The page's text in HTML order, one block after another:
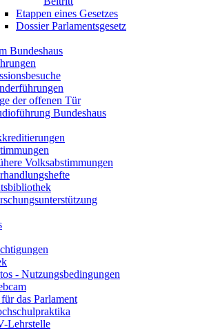
Etappen eines Gesetzes
Dossier Parlamentsgesetz
Bundeshaus
der offenen Tür
Bundeshaus
Volksabstimmungen
- Nutzungsbedingungen
das Parlament
Lehrstelle